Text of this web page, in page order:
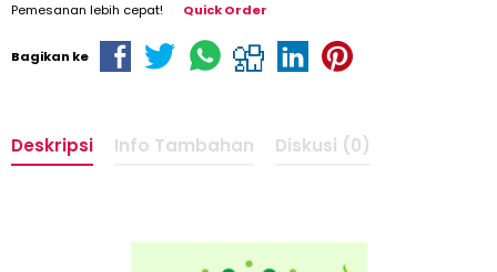
Pemesanan lebih cepat! Quick Order
Bagikan ke
Deskripsi Info Tambahan Diskusi (0)